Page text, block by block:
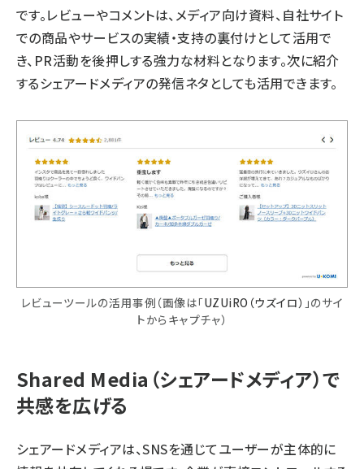
です。レビューやコメントは、メディア向け資料、自社サイト
での商品やサービスの実績・支持の裏付けとして活用で
き、PR活動を後押しする強力な材料となります。次に紹介
するシェアードメディアの発信ネタとしても活用できます。
レビューツールの活用事例（画像は「UZUiRO（ウズイロ） 」のサイ
トからキャプチャ）
Shared Media（シェアードメディア）で
共感を広げる
シェアードメディアは、SNSを通じてユーザーが主体的に